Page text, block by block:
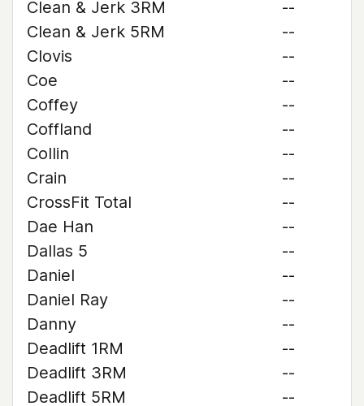
Clean & Jerk 3RM
--
Clean & Jerk 5RM
--
Clovis
--
Coe
--
Coffey
--
Coffland
--
Collin
--
Crain
--
CrossFit Total
--
Dae Han
--
Dallas 5
--
Daniel
--
Daniel Ray
--
Danny
--
Deadlift 1RM
--
Deadlift 3RM
--
Deadlift 5RM
--